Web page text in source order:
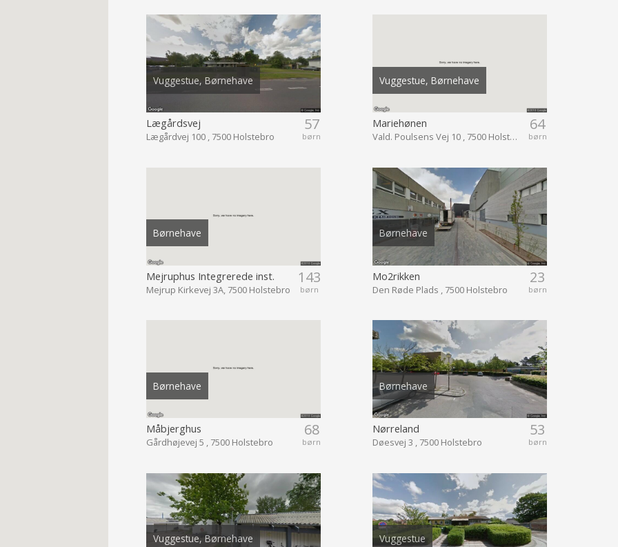
Vuggestue, Børnehave
57
børn
Lægårdsvej
Lægårdvej 100 , 7500 Holstebro
Vuggestue, Børnehave
64
børn
Mariehønen
Vald. Poulsens Vej 10 , 7500 Holstebro
Børnehave
143
børn
Mejruphus Integrerede inst.
Mejrup Kirkevej 3A, 7500 Holstebro
Børnehave
23
børn
Mo2rikken
Den Røde Plads , 7500 Holstebro
Børnehave
68
børn
Måbjerghus
Gårdhøjevej 5 , 7500 Holstebro
Børnehave
53
børn
Nørreland
Døesvej 3 , 7500 Holstebro
Vuggestue, Børnehave Vuggestue